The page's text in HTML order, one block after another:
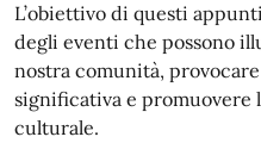
L’obiettivo di questi
degli eventi che possono
nostra comunità,
significativa e promuovere
culturale.